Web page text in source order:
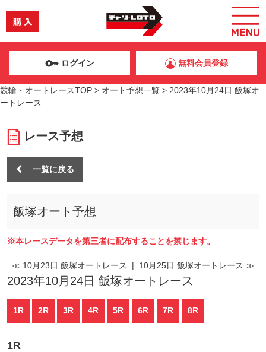
ログイン 無料会員登録
競輪・オートレースTOP > オート予想一覧 > 2023年10月24日 飯塚オ
ートレース
レース予想
一覧に戻る
飯塚オート予想
※本レースデータを第三者に配布することを禁じます。
≪ 10月23日 飯塚オートレース | 10月25日 飯塚オートレース ≫
2023年10月24日 飯塚オートレース
1R 2R 3R 4R 5R 6R 7R 8R
1R